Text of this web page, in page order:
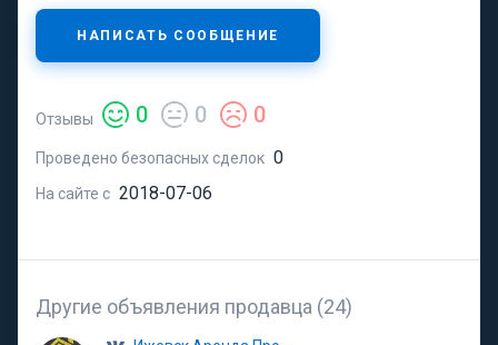
НАПИСАТЬ СООБЩЕНИЕ
Отзывы 0 0 0
Проведено безопасных сделок 0
На сайте с 2018-07-06
Другие объявления продавца (24)